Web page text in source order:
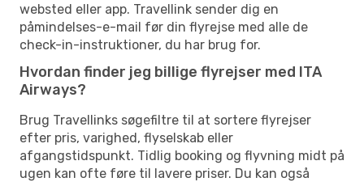
websted eller app. Travellink sender dig en
påmindelses-e-mail før din flyrejse med alle de
check-in-instruktioner, du har brug for.
Hvordan finder jeg billige flyrejser med ITA
Airways?
Brug Travellinks søgefiltre til at sortere flyrejser
efter pris, varighed, flyselskab eller
afgangstidspunkt. Tidlig booking og flyvning midt på
ugen kan ofte føre til lavere priser. Du kan også